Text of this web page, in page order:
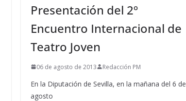
Presentación del 2º
Encuentro Internacional de
Teatro Joven
06 de agosto de 2013 Redacción PM
En la Diputación de Sevilla, en la mañana del 6 de
agosto